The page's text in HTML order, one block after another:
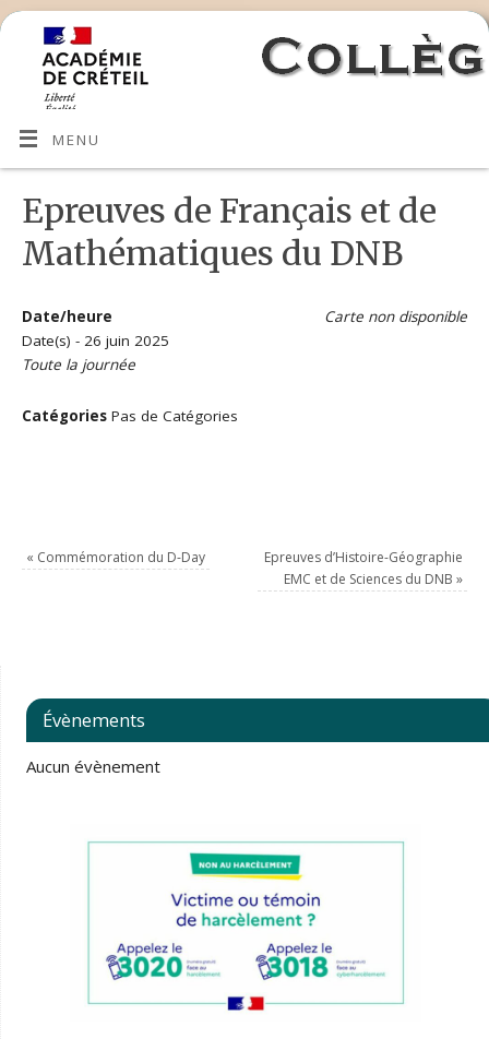
MENU
Epreuves de Français et de
Mathématiques du DNB
Carte non disponible
Date/heure
Date(s) - 26 juin 2025
Toute la journée
Catégories Pas de Catégories
« Commémoration du D-Day
Epreuves d’Histoire-Géographie
EMC et de Sciences du DNB »
Évènements
Aucun évènement